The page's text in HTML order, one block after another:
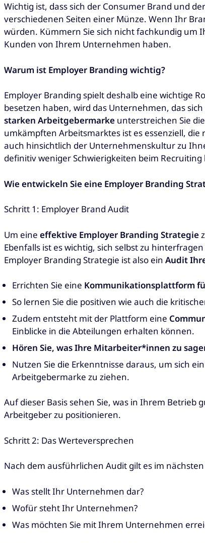
Wichtig ist, dass sich der Consumer Brand und
verschiedenen Seiten einer Münze. Wenn Ihr
würden. Kümmern Sie sich nicht fachkundig um
Kunden von Ihrem Unternehmen haben.
Warum ist Employer Branding wichtig?
Employer Branding spielt deshalb eine wichtige
besetzen haben, wird das Unternehmen, das
starken Arbeitgebermarke unterstreichen Sie
umkämpften Arbeitsmarktes ist es essenziell,
auch hinsichtlich der Unternehmenskultur zu
definitiv weniger Schwierigkeiten beim Recruiting
Wie entwickeln Sie eine Employer Branding
Schritt 1: Employer Brand Audit
Um eine effektive Employer Branding Strategie
Ebenfalls ist es wichtig, sich selbst zu
Employer Branding Strategie ist also ein Audit
Errichten Sie eine Kommunikationsplattform
So lernen Sie die positiven wie auch die
Zudem entsteht mit der Plattform eine
Einblicke in die Abteilungen erhalten können.
Hören Sie, was Ihre Mitarbeiter*innen zu
Nutzen Sie die Erkenntnisse daraus, um sich ein
Arbeitgebermarke zu ziehen.
Auf dieser Basis sehen Sie, was in Ihrem
Arbeitgeber zu positionieren.
Schritt 2: Das Werteversprechen
Nach dem ausführlichen Audit gilt es im
Was stellt Ihr Unternehmen dar?
Wofür steht Ihr Unternehmen?
Was möchten Sie mit Ihrem Unternehmen